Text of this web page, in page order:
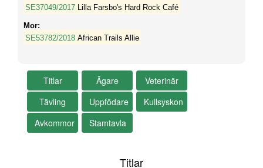
SE37049/2017 Lilla Farsbo's Hard Rock Café
Mor:
SE53782/2018 African Trails Allie
Titlar